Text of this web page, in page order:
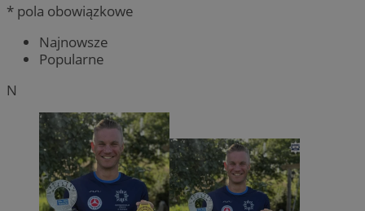
* pola obowiązkowe
Najnowsze
Popularne
N